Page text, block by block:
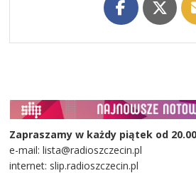
Zapraszamy w każdy piątek od
e-mail: lista@radioszczecin.pl
internet: slip.radioszczecin.pl